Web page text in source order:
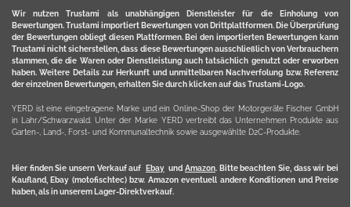
Wir nutzen Trustami als unabhängigen Dienstleister für die Einholung von
Bewertungen. Trustami importiert Bewertungen von Drittplattformen. Die Überprüfung
der Bewertungen obliegt diesen Plattformen. Bei den importierten Bewertungen kann
Trustami nicht sicherstellen, dass diese Bewertungen ausschließlich von Verbrauchern
stammen, die die Waren oder Dienstleistung auch tatsächlich genutzt oder erworben
haben. Weitere Details zur Herkunft und unmittelbaren Nachverfolung bzw. Referenz
der einzelnen Bewertungen, erhalten Sie durch klicken auf das Trustami-Logo.
YERD ist eine eingetragene Marke und ein Online-Shop der Motorgeräte Fischer GmbH
in Lahr/Schwarzwald. Unter der Marke YERD vertreibt das Unternehmen Produkte aus
Garten-, Land-, Forst- und Kommunaltechnik sowie ausgewählte D2C-Produkte.
Hier finden Sie unsern Verkauf auf Ebayund Amazon. Bitte beachten Sie, dass wir bei
Kaufland, Ebay (motofischtec) bzw. Amazon eventuell andere Konditionen und Preise
haben, als in unserem Lager-Direktverkauf.